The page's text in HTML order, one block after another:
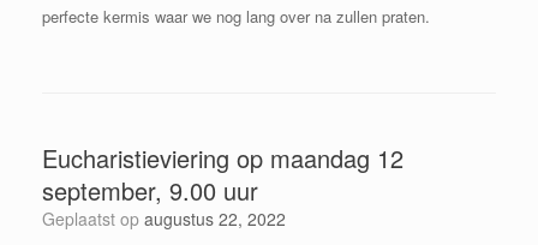
perfecte kermis waar we nog lang over na zullen praten.
Eucharistieviering op maandag 12
september, 9.00 uur
Geplaatst op augustus 22, 2022